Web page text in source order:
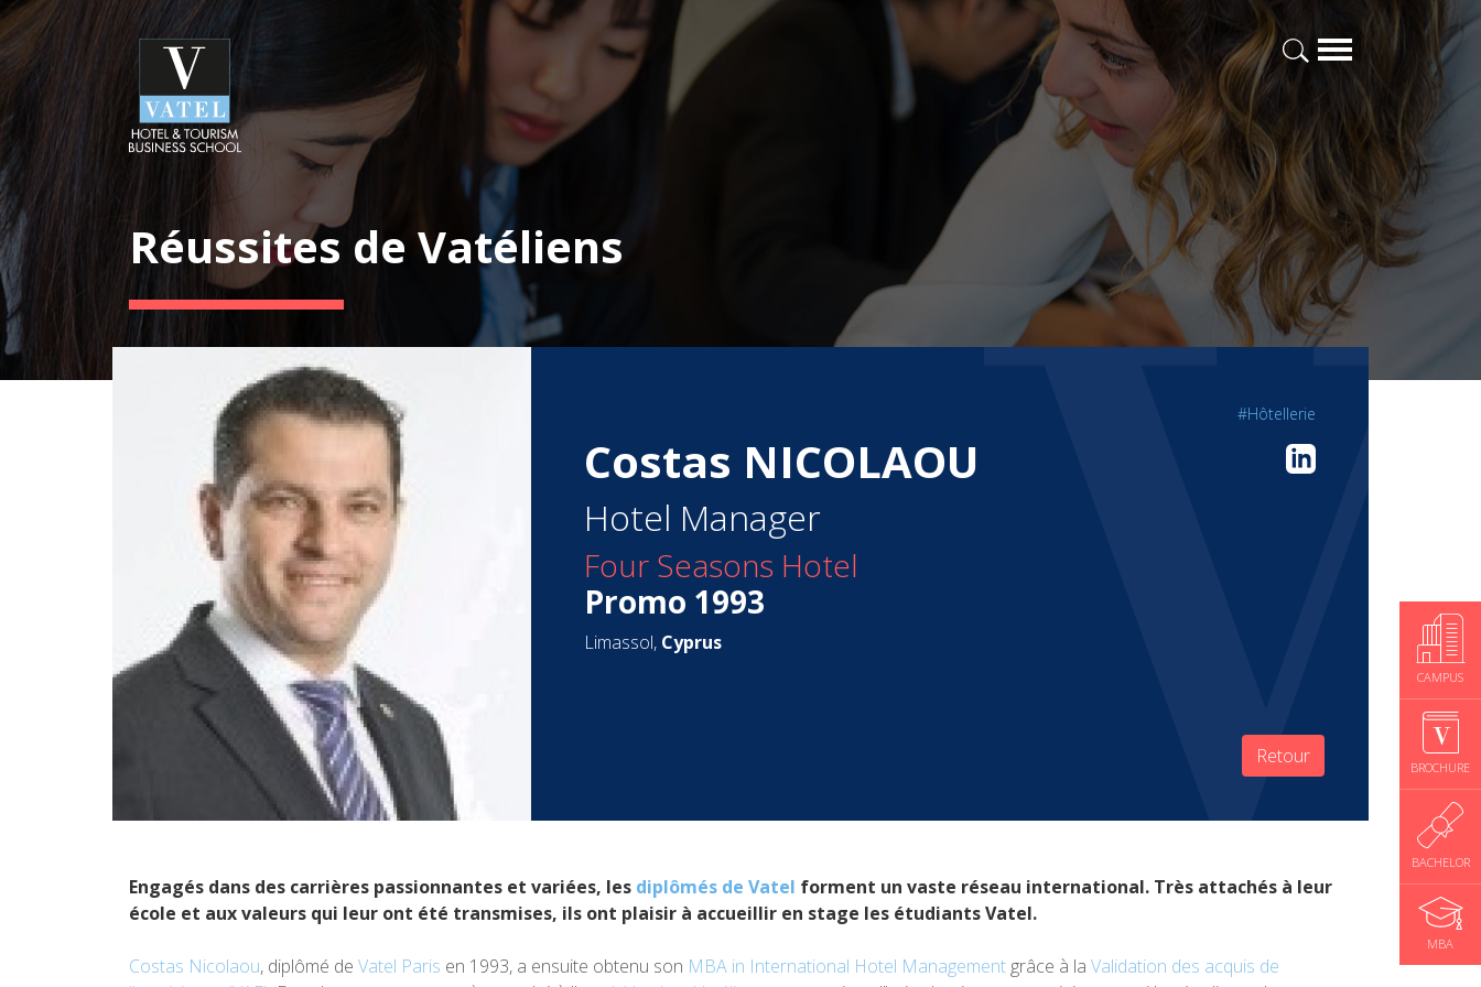
CAMPUS
BROCHURE
BACHELOR
MBA
Réussites de Vatéliens
#Hôtellerie
Costas NICOLAOU
Hotel Manager
Four Seasons Hotel
Promo 1993
Limassol, Cyprus
Retour
Engagés dans des carrières passionnantes et variées, les diplômés de Vatel forment un vaste réseau international. Très attachés à leur
école et aux valeurs qui leur ont été transmises, ils ont plaisir à accueillir en stage les étudiants Vatel.
Costas Nicolaou, diplômé de Vatel Paris en 1993, a ensuite obtenu son MBA in International Hotel Management grâce à la Validation des acquis de